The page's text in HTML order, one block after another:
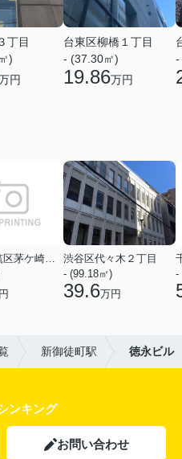
丁目
)
円
台東区柳橋１丁目
- (37.30㎡)
19.86万円
-
渋谷区代々木２丁目
- (99.18㎡)
39.6万円
-
新御徒町駅 徳永ビル
ンキング
お問い合わせ